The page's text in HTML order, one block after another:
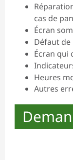
cas de
Écran
Défaut de
Écran qui
Heures
Autres